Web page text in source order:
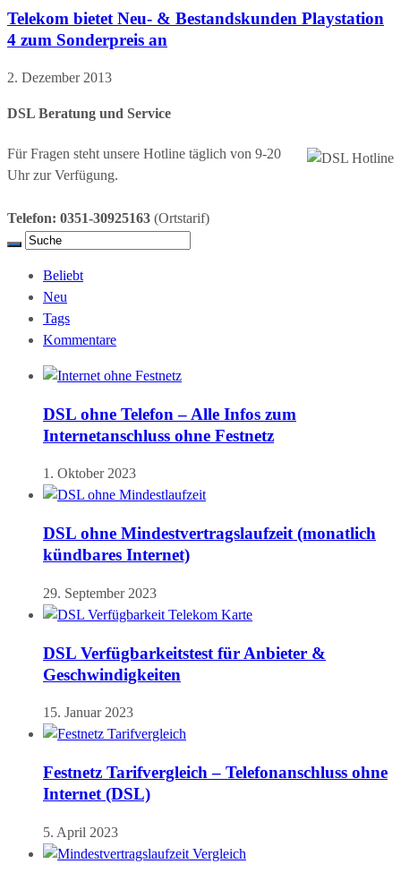
Telekom bietet Neu- & Bestandskunden Playstation
4 zum Sonderpreis an
2. Dezember 2013
DSL Beratung und Service
Für Fragen steht unsere Hotline täglich von 9-20
Uhr zur Verfügung.
Telefon: 0351-30925163 (Ortstarif)
Beliebt
Neu
Tags
Kommentare
DSL ohne Telefon – Alle Infos zum
Internetanschluss ohne Festnetz
1. Oktober 2023
DSL ohne Mindestvertragslaufzeit (monatlich
kündbares Internet)
29. September 2023
DSL Verfügbarkeitstest für Anbieter &
Geschwindigkeiten
15. Januar 2023
Festnetz Tarifvergleich – Telefonanschluss ohne
Internet (DSL)
5. April 2023